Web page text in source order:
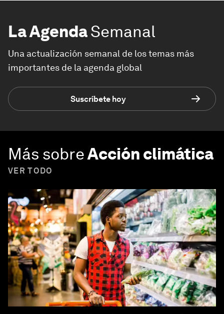
La AgendaSemanal
Una actualización semanal de los temas más
importantes de la agenda global
Suscríbete hoy
Más sobreAcción climática
VER TODO